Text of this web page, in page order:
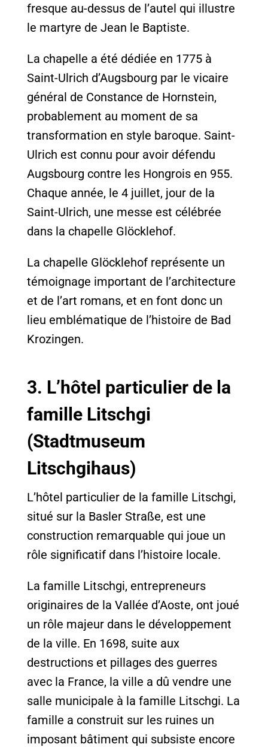
fresque au-dessus de l’autel qui illustre
le martyre de Jean le Baptiste.
La chapelle a été dédiée en 1775 à
Saint-Ulrich d’Augsbourg par le vicaire
général de Constance de Hornstein,
probablement au moment de sa
transformation en style baroque. Saint-
Ulrich est connu pour avoir défendu
Augsbourg contre les Hongrois en 955.
Chaque année, le 4 juillet, jour de la
Saint-Ulrich, une messe est célébrée
dans la chapelle Glöcklehof.
La chapelle Glöcklehof représente un
témoignage important de l’architecture
et de l’art romans, et en font donc un
lieu emblématique de l’histoire de Bad
Krozingen.
3. L’hôtel particulier de la
famille Litschgi
(Stadtmuseum
Litschgihaus)
L’hôtel particulier de la famille Litschgi,
situé sur la Basler Straße, est une
construction remarquable qui joue un
rôle significatif dans l’histoire locale.
La famille Litschgi, entrepreneurs
originaires de la Vallée d’Aoste, ont joué
un rôle majeur dans le développement
de la ville. En 1698, suite aux
destructions et pillages des guerres
avec la France, la ville a dû vendre une
salle municipale à la famille Litschgi. La
famille a construit sur les ruines un
imposant bâtiment qui subsiste encore